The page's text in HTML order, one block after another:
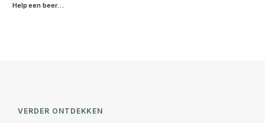
Help een beer…
VERDER ONTDEKKEN